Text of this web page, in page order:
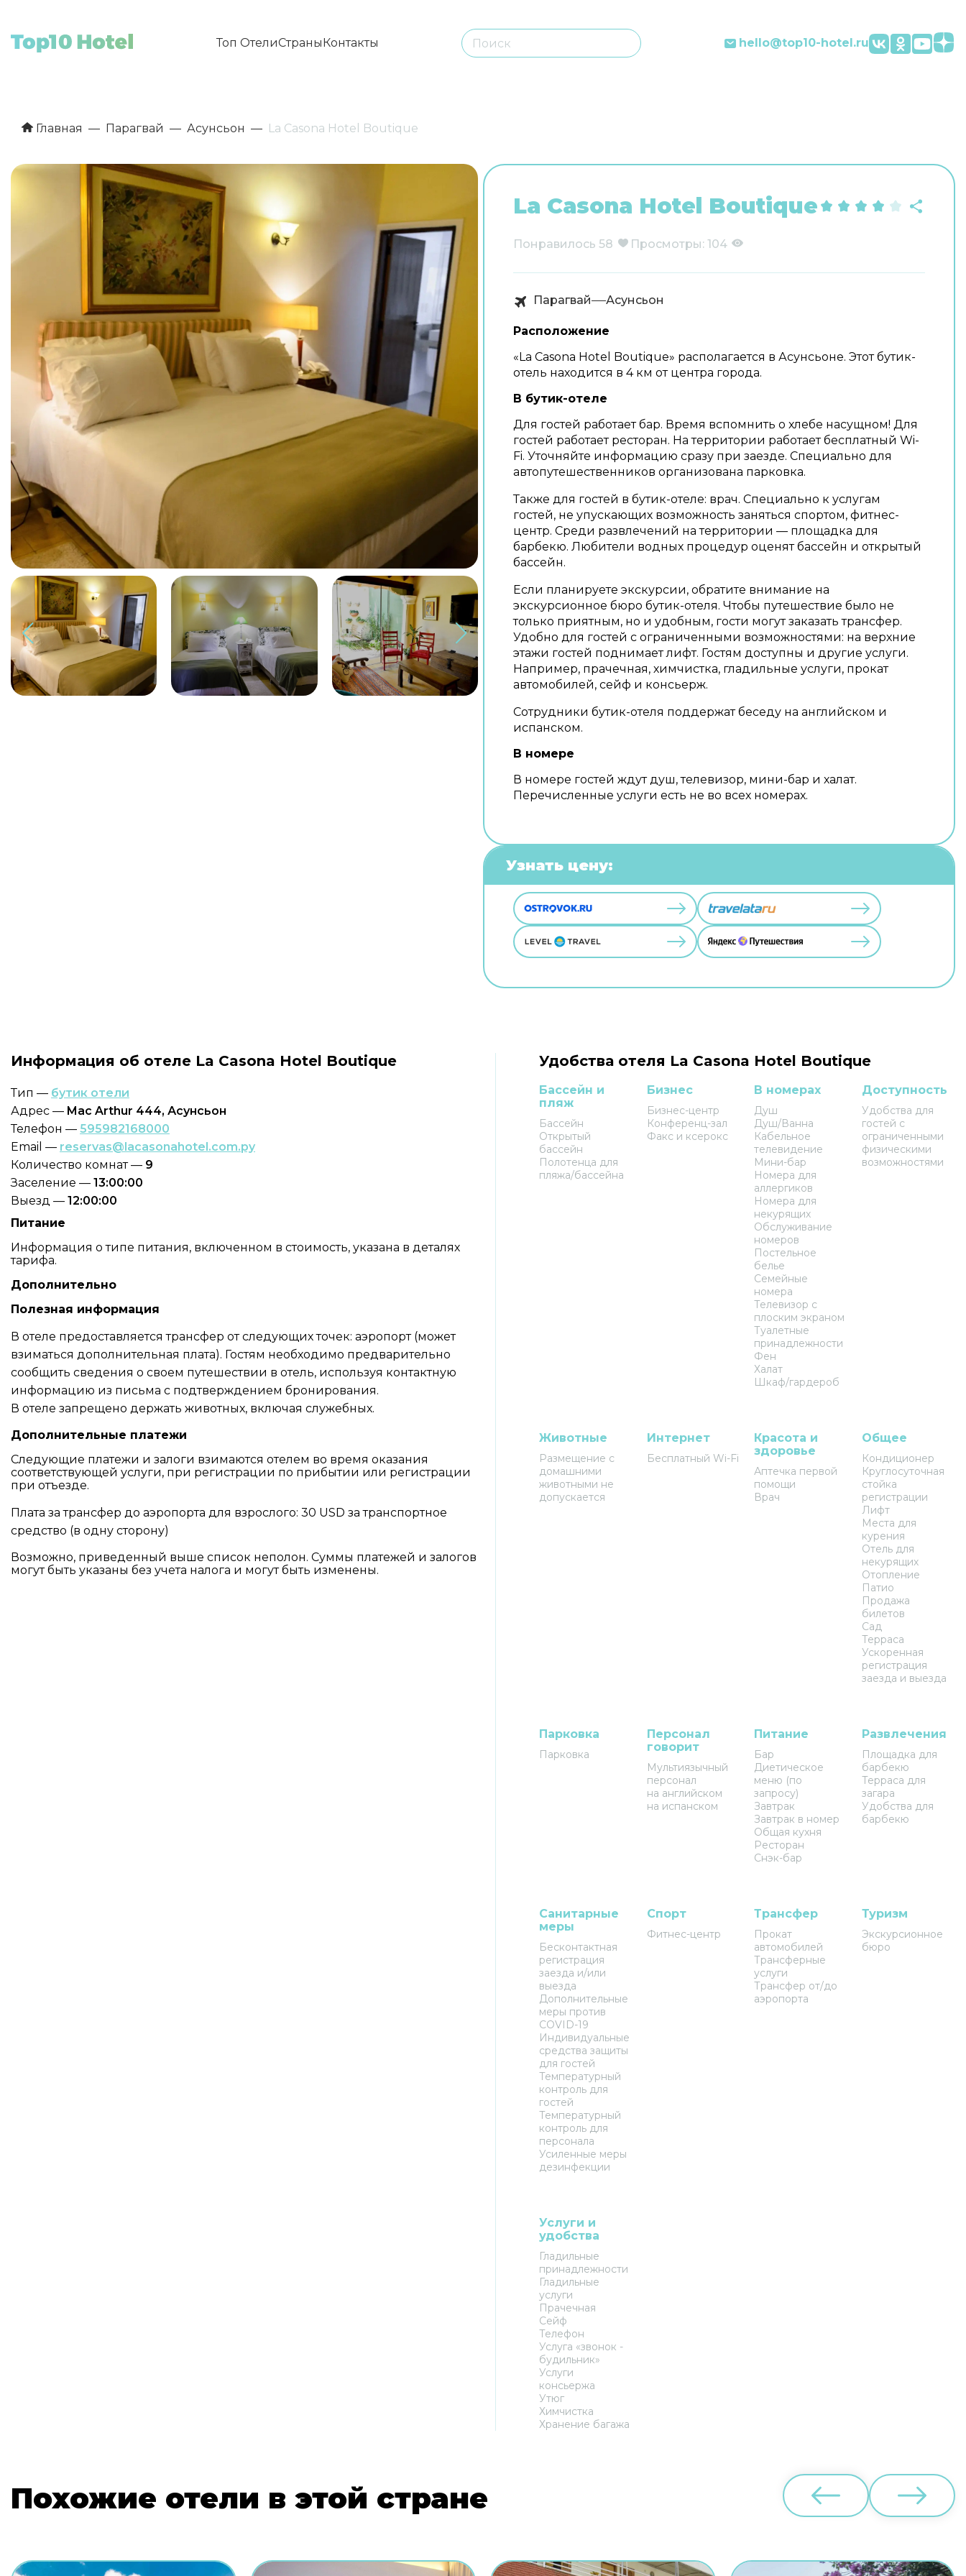
Топ ОтелиСтраныКонтакты hello@top10-hotel.ru
Главная Парагвай Асунсьон La Casona Hotel Boutique
La Casona Hotel Boutique
Понравилось 58 Просмотры: 104
Парагвай Асунсьон
Расположение
«La Casona Hotel Boutique» располагается в Асунсьоне. Этот бутик-
отель находится в 4 км от центра города.
В бутик-отеле
Для гостей работает бар. Время вспомнить о хлебе насущном! Для
гостей работает ресторан. На территории работает бесплатный Wi-
Fi. Уточняйте информацию сразу при заезде. Специально для
автопутешественников организована парковка.
Также для гостей в бутик-отеле: врач. Специально к услугам
гостей, не упускающих возможность заняться спортом, фитнес-
центр. Среди развлечений на территории — площадка для
барбекю. Любители водных процедур оценят бассейн и открытый
бассейн.
Если планируете экскурсии, обратите внимание на
экскурсионное бюро бутик-отеля. Чтобы путешествие было не
только приятным, но и удобным, гости могут заказать трансфер.
Удобно для гостей с ограниченными возможностями: на верхние
этажи гостей поднимает лифт. Гостям доступны и другие услуги.
Например, прачечная, химчистка, гладильные услуги, прокат
автомобилей, сейф и консьерж.
Сотрудники бутик-отеля поддержат беседу на английском и
испанском.
В номере
В номере гостей ждут душ, телевизор, мини-бар и халат.
Перечисленные услуги есть не во всех номерах.
Узнать цену:
Информация об отеле La Casona Hotel Boutique
Тип — бутик отели
Адрес — Mac Arthur 444, Асунсьон
Телефон — 595982168000
Email — reservas@lacasonahotel.com.py
Количество комнат — 9
Заселение — 13:00:00
Выезд — 12:00:00
Питание
Информация о типе питания, включенном в стоимость, указана в деталях
тарифа.
Дополнительно
Полезная информация
В отеле предоставляется трансфер от следующих точек: аэропорт (может
взиматься дополнительная плата). Гостям необходимо предварительно
сообщить сведения о своем путешествии в отель, используя контактную
информацию из письма с подтверждением бронирования.
В отеле запрещено держать животных, включая служебных.
Дополнительные платежи
Следующие платежи и залоги взимаются отелем во время оказания
соответствующей услуги, при регистрации по прибытии или регистрации
при отъезде.
Плата за трансфер до аэропорта для взрослого: 30 USD за транспортное
средство (в одну сторону)
Возможно, приведенный выше список неполон. Суммы платежей и залогов
могут быть указаны без учета налога и могут быть изменены.
Удобства отеля La Casona Hotel Boutique
Бассейн и
пляж
Бассейн
Открытый
бассейн
Полотенца для
пляжа/бассейна
Бизнес
Бизнес-центр
Конференц-зал
Факс и ксерокс
В номерах
Душ
Душ/Ванна
Кабельное
телевидение
Мини-бар
Номера для
аллергиков
Номера для
некурящих
Обслуживание
номеров
Постельное
белье
Семейные
номера
Телевизор с
плоским экраном
Туалетные
принадлежности
Фен
Халат
Шкаф/гардероб
Доступность
Удобства для
гостей с
ограниченными
физическими
возможностями
Животные
Размещение с
домашними
животными не
допускается
Интернет
Бесплатный Wi-Fi
Красота и
здоровье
Аптечка первой
помощи
Врач
Общее
Кондиционер
Круглосуточная
стойка
регистрации
Лифт
Места для
курения
Отель для
некурящих
Отопление
Патио
Продажа
билетов
Сад
Терраса
Ускоренная
регистрация
заезда и выезда
Парковка
Парковка
Персонал
говорит
Мультиязычный
персонал
на английском
на испанском
Питание
Бар
Диетическое
меню (по
запросу)
Завтрак
Завтрак в номер
Общая кухня
Ресторан
Снэк-бар
Развлечения
Площадка для
барбекю
Терраса для
загара
Удобства для
барбекю
Санитарные
меры
Бесконтактная
регистрация
заезда и/или
выезда
Дополнительные
меры против
COVID-19
Индивидуальные
средства защиты
для гостей
Температурный
контроль для
гостей
Температурный
контроль для
персонала
Усиленные меры
дезинфекции
Спорт
Фитнес-центр
Трансфер
Прокат
автомобилей
Трансферные
услуги
Трансфер от/до
аэропорта
Туризм
Экскурсионное
бюро
Услуги и
удобства
Гладильные
принадлежности
Гладильные
услуги
Прачечная
Сейф
Телефон
Услуга «звонок -
будильник»
Услуги
консьержа
Утюг
Химчистка
Хранение багажа
Похожие отели в этой стране